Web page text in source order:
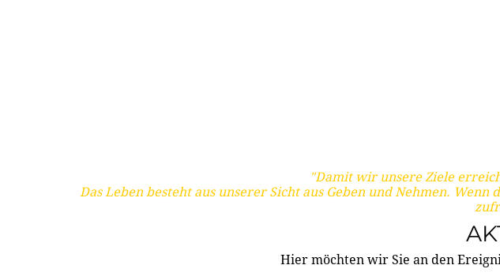
"Damit wir unsere Ziele
Das Leben besteht aus unserer Sicht aus Geben und Nehmen.
Hier möchten wir Sie an den